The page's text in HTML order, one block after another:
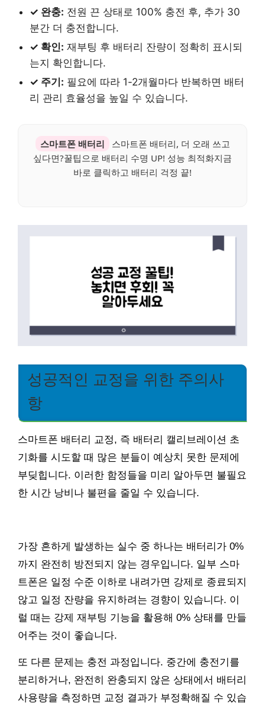
✓ 완충: 전원 끈 상태로 100% 충전 후, 추가 30
분간 더 충전합니다.
✓ 확인: 재부팅 후 배터리 잔량이 정확히 표시되
는지 확인합니다.
✓ 주기: 필요에 따라 1-2개월마다 반복하면 배터
리 관리 효율성을 높일 수 있습니다.
스마트폰 배터리
스마트폰 배터리, 더 오래 쓰고
싶다면?꿀팁으로 배터리 수명 UP! 성능 최적화지금
바로 클릭하고 배터리 걱정 끝!
성공적인 교정을 위한 주의사
항
스마트폰 배터리 교정, 즉 배터리 캘리브레이션 초
기화를 시도할 때 많은 분들이 예상치 못한 문제에
부딪힙니다. 이러한 함정들을 미리 알아두면 불필요
한 시간 낭비나 불편을 줄일 수 있습니다.
가장 흔하게 발생하는 실수 중 하나는 배터리가 0%
까지 완전히 방전되지 않는 경우입니다. 일부 스마
트폰은 일정 수준 이하로 내려가면 강제로 종료되지
않고 일정 잔량을 유지하려는 경향이 있습니다. 이
럴 때는 강제 재부팅 기능을 활용해 0% 상태를 만들
어주는 것이 좋습니다.
또 다른 문제는 충전 과정입니다. 중간에 충전기를
분리하거나, 완전히 완충되지 않은 상태에서 배터리
사용량을 측정하면 교정 결과가 부정확해질 수 있습